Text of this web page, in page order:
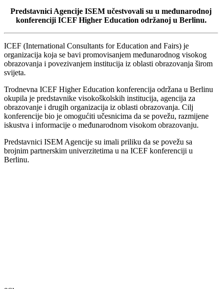
Predstavnici Agencije ISEM učestvovali su u međunarodnoj
konferenciji ICEF Higher Education održanoj u Berlinu.
ICEF (International Consultants for Education and Fairs) je
organizacija koja se bavi promovisanjem međunarodnog visokog
obrazovanja i povezivanjem institucija iz oblasti obrazovanja širom
svijeta.
Trodnevna ICEF Higher Education konferencija održana u Berlinu
okupila je predstavnike visokoškolskih institucija, agencija za
obrazovanje i drugih organizacija iz oblasti obrazovanja. Cilj
konferencije bio je omogućiti učesnicima da se povežu, razmijene
iskustva i informacije o međunarodnom visokom obrazovanju.
Predstavnici ISEM Agencije su imali priliku da se povežu sa
brojnim partnerskim univerzitetima u na ICEF konferenciji u
Berlinu.